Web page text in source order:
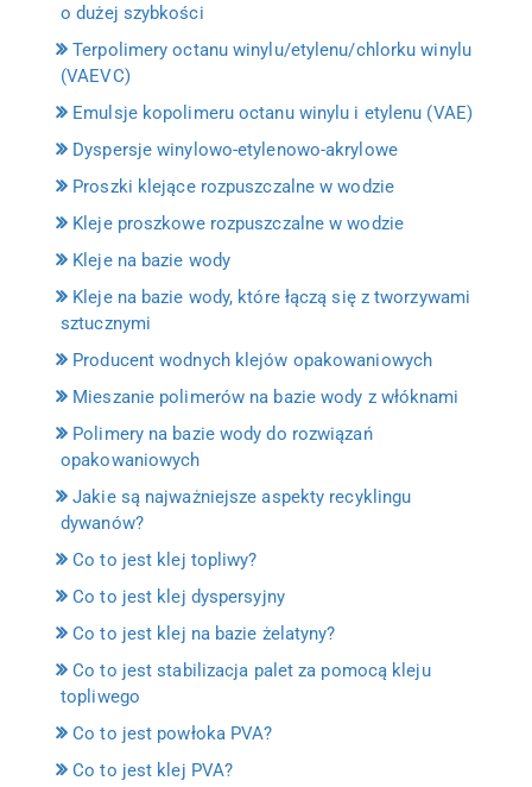
o dużej szybkości
Terpolimery octanu winylu/etylenu/chlorku winylu
(VAEVC)
Emulsje kopolimeru octanu winylu i etylenu (VAE)
Dyspersje winylowo-etylenowo-akrylowe
Proszki klejące rozpuszczalne w wodzie
Kleje proszkowe rozpuszczalne w wodzie
Kleje na bazie wody
Kleje na bazie wody, które łączą się z tworzywami
sztucznymi
Producent wodnych klejów opakowaniowych
Mieszanie polimerów na bazie wody z włóknami
Polimery na bazie wody do rozwiązań
opakowaniowych
Jakie są najważniejsze aspekty recyklingu
dywanów?
Co to jest klej topliwy?
Co to jest klej dyspersyjny
Co to jest klej na bazie żelatyny?
Co to jest stabilizacja palet za pomocą kleju
topliwego
Co to jest powłoka PVA?
Co to jest klej PVA?